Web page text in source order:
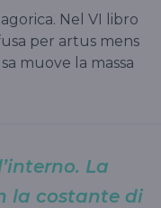
Nel VI libro
per artus mens
muove la massa
La
la costante di